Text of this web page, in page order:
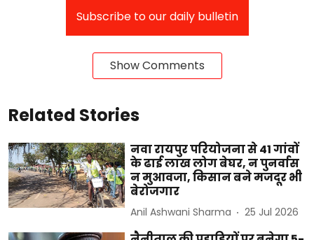
Subscribe to our daily bulletin
Show Comments
Related Stories
नवा रायपुर परियोजना से 41 गांवों
के ढाई लाख लोग बेघर, न पुनर्वास
न मुआवजा, किसान बने मजदूर भी
बेरोजगार
Anil Ashwani Sharma 25 Jul 2026